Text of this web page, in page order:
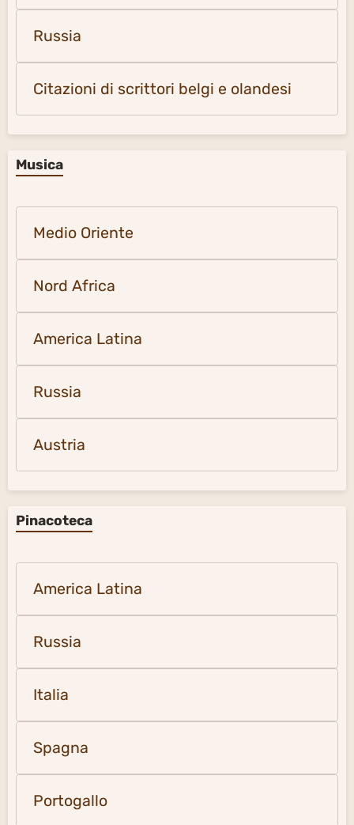
Russia
Citazioni di scrittori belgi e olandesi
Musica
Medio Oriente
Nord Africa
America Latina
Russia
Austria
Pinacoteca
America Latina
Russia
Italia
Spagna
Portogallo